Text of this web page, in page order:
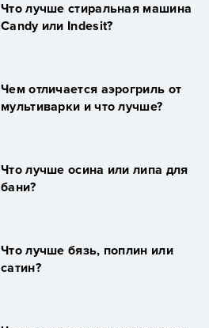
Что лучше стиральная машина
Candy или Indesit?
Чем отличается аэрогриль от
мультиварки и что лучше?
Что лучше осина или липа для
бани?
Что лучше бязь, поплин или
сатин?